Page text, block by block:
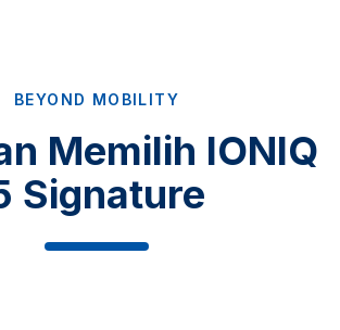
BEYOND MOBILITY
Memilih IONIQ
Signature